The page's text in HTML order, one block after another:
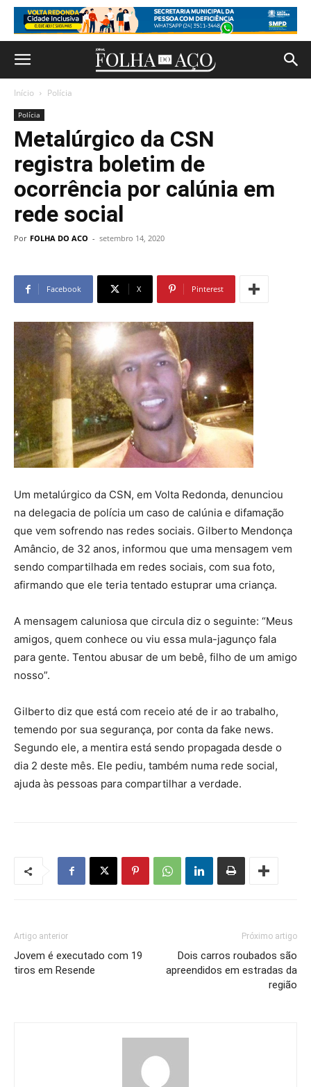
Início Polícia
Polícia
Metalúrgico da CSN
registra boletim de
ocorrência por calúnia em
rede social
Por FOLHA DO ACO - setembro 14, 2020
Facebook X Pinterest
Um metalúrgico da CSN, em Volta Redonda, denunciou
na delegacia de polícia um caso de calúnia e difamação
que vem sofrendo nas redes sociais. Gilberto Mendonça
Amâncio, de 32 anos, informou que uma mensagem vem
sendo compartilhada em redes sociais, com sua foto,
afirmando que ele teria tentado estuprar uma criança.
A mensagem caluniosa que circula diz o seguinte: “Meus
amigos, quem conhece ou viu essa mula-jagunço fala
para gente. Tentou abusar de um bebê, filho de um amigo
nosso”.
Gilberto diz que está com receio até de ir ao trabalho,
temendo por sua segurança, por conta da fake news.
Segundo ele, a mentira está sendo propagada desde o
dia 2 deste mês. Ele pediu, também numa rede social,
ajuda às pessoas para compartilhar a verdade.
Artigo anterior
Jovem é executado com 19
tiros em Resende
Próximo artigo
Dois carros roubados são
apreendidos em estradas da
região